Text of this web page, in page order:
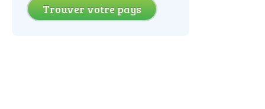
Trouver votre pays